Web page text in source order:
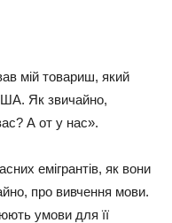
мій товариш, який
Як звичайно,
А от у нас».
емігрантів, як вони
про вивчення мови.
умови для її